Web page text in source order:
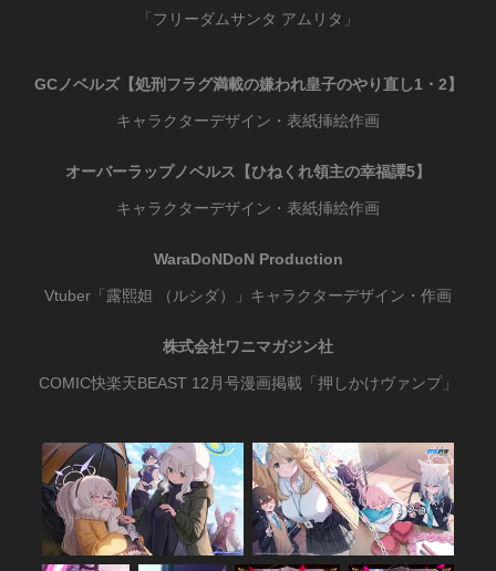
「フリーダムサンタ アムリタ」
GCノベルズ【処刑フラグ満載の嫌われ皇子のやり直し1・2】
キャラクターデザイン・表紙挿絵作画
オーバーラップノベルス 【ひねくれ領主の幸福譚5】
キャラクターデザイン・表紙挿絵作画
WaraDoNDoN Production
Vtuber「露熙妲 （ルシダ）」キャラクターデザイン・作画
株式会社ワニマガジン社
COMIC快楽天BEAST 12月号漫画掲載「押しかけヴァンプ」